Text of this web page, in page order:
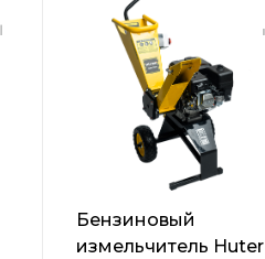
Бензиновый
измельчитель Huter